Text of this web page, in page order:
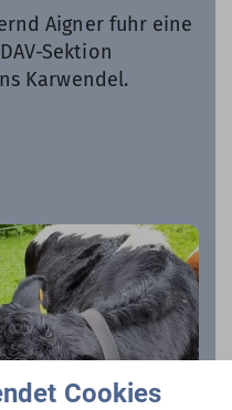
Aigner fuhr eine
Sektion
Karwendel.
Cookies